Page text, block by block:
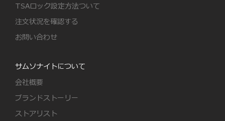
TSAロック設定方法ついて
注文状況を確認する
お問い合わせ
サムソナイトについて
会社概要
ブランドストーリー
ストアリスト